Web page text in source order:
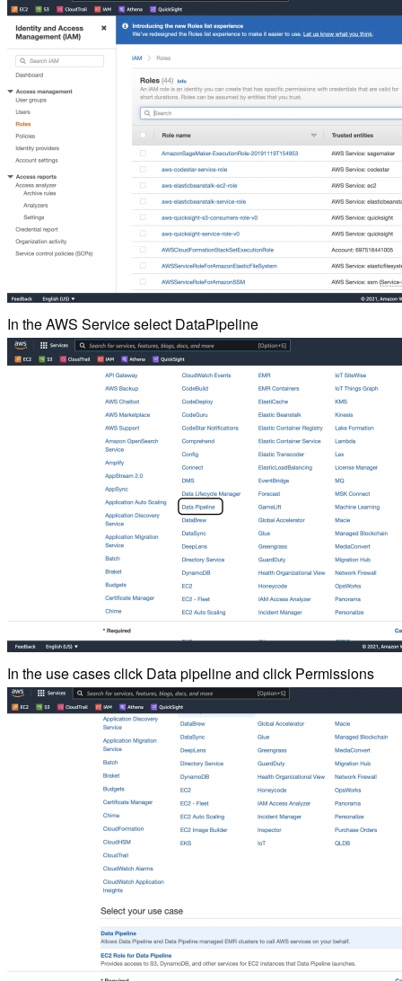
In the AWS Service select DataPipeline
In the use cases click Data pipeline and click Permissions